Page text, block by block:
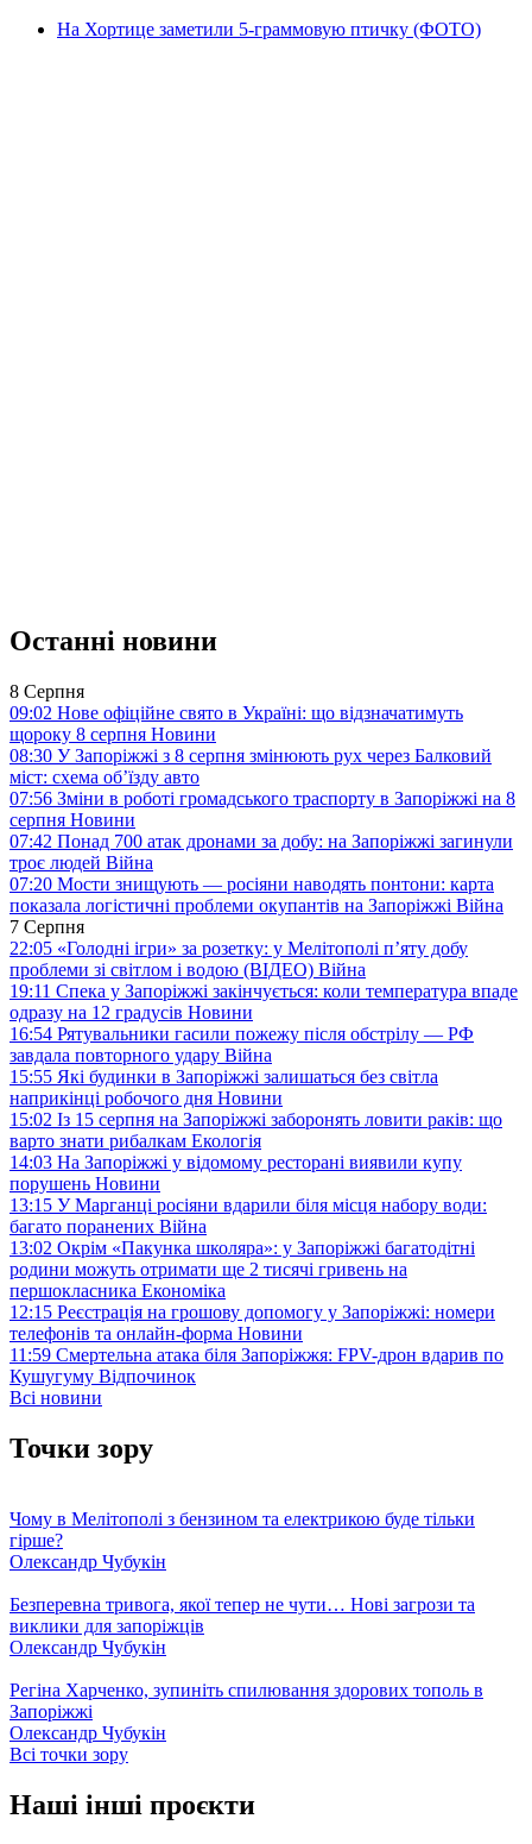
На Хортице заметили 5-граммовую птичку (ФОТО)
Останні новини
8 Серпня
09:02 Нове офіційне свято в Україні: що відзначатимуть
щороку 8 серпня Новини
08:30 У Запоріжжі з 8 серпня змінюють рух через Балковий
міст: схема об’їзду авто
07:56 Зміни в роботі громадського траспорту в Запоріжжі на 8
серпня Новини
07:42 Понад 700 атак дронами за добу: на Запоріжжі загинули
троє людей Війна
07:20 Мости знищують — росіяни наводять понтони: карта
показала логістичні проблеми окупантів на Запоріжжі Війна
7 Серпня
22:05 «Голодні ігри» за розетку: у Мелітополі п’яту добу
проблеми зі світлом і водою (ВІДЕО) Війна
19:11 Спека у Запоріжжі закінчується: коли температура впаде
одразу на 12 градусів Новини
16:54 Рятувальники гасили пожежу після обстрілу — РФ
завдала повторного удару Війна
15:55 Які будинки в Запоріжжі залишаться без світла
наприкінці робочого дня Новини
15:02 Із 15 серпня на Запоріжжі заборонять ловити раків: що
варто знати рибалкам Екологія
14:03 На Запоріжжі у відомому ресторані виявили купу
порушень Новини
13:15 У Марганці росіяни вдарили біля місця набору води:
багато поранених Війна
13:02 Окрім «Пакунка школяра»: у Запоріжжі багатодітні
родини можуть отримати ще 2 тисячі гривень на
першокласника Економіка
12:15 Реєстрація на грошову допомогу у Запоріжжі: номери
телефонів та онлайн-форма Новини
11:59 Смертельна атака біля Запоріжжя: FPV-дрон вдарив по
Кушугуму Відпочинок
Всі новини
Точки зору
Чому в Мелітополі з бензином та електрикою буде тільки
гірше?
Олександр Чубукін
Безперевна тривога, якої тепер не чути… Нові загрози та
виклики для запоріжців
Олександр Чубукін
Регіна Харченко, зупиніть спилювання здорових тополь в
Запоріжжі
Олександр Чубукін
Всі точки зору
Наші інші проєкти